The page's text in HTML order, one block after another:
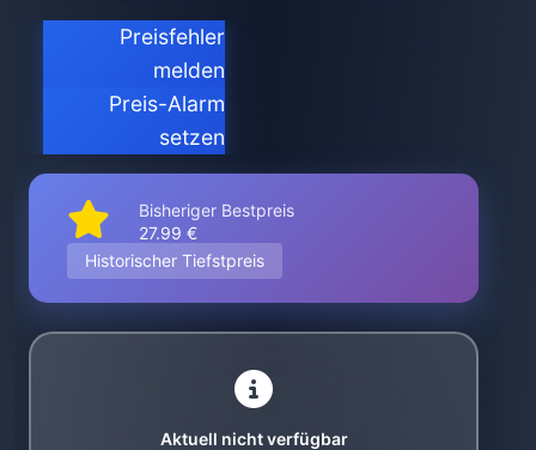
Preisfehler
melden
Preis-Alarm
setzen
Bisheriger Bestpreis
27.99 €
Historischer Tiefstpreis
Aktuell nicht verfügbar